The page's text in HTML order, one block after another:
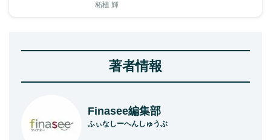
柘植 輝
著者情報
Finasee編集部
ふぃなしーへんしゅうぶ